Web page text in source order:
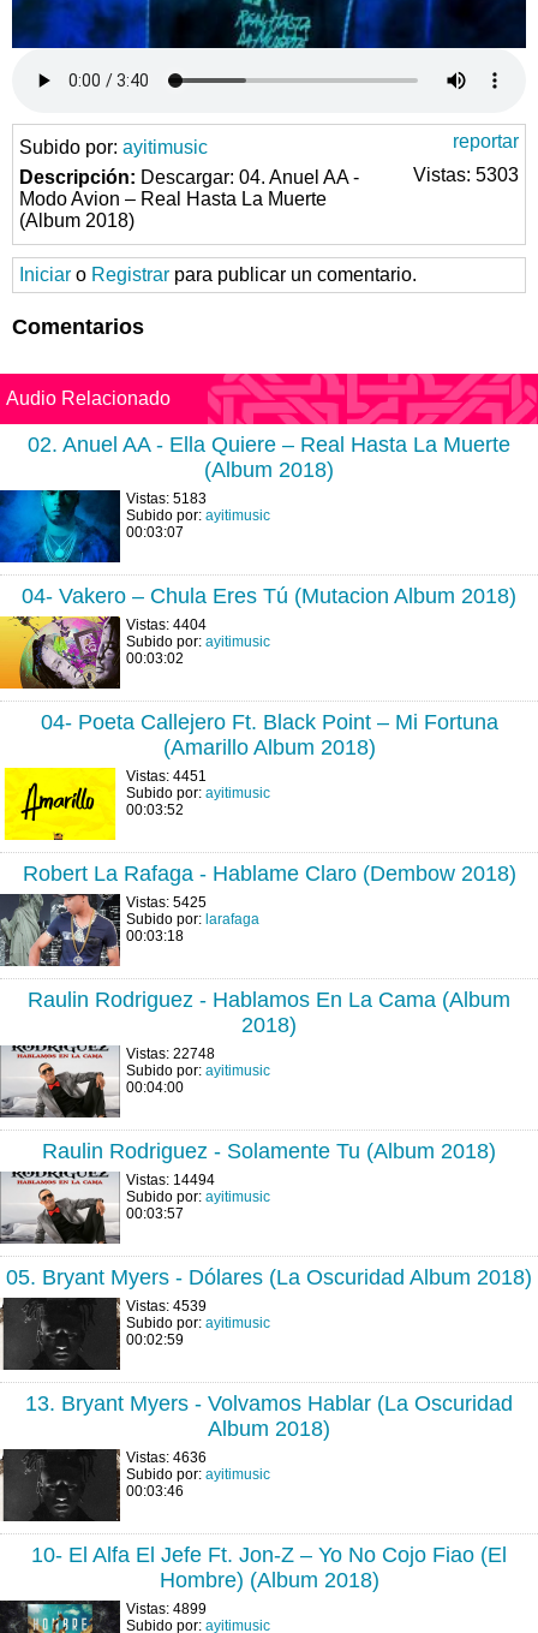
Subido por: ayitimusic
Descripción: Descargar: 04. Anuel AA -
Modo Avion – Real Hasta La Muerte
(Album 2018)
reportar
Vistas: 5303
Iniciar o Registrar para publicar un comentario.
Comentarios
Audio Relacionado
02. Anuel AA - Ella Quiere – Real Hasta La Muerte
(Album 2018)
Vistas: 5183
Subido por: ayitimusic
00:03:07
04- Vakero – Chula Eres Tú (Mutacion Album 2018)
Vistas: 4404
Subido por: ayitimusic
00:03:02
04- Poeta Callejero Ft. Black Point – Mi Fortuna
(Amarillo Album 2018)
Vistas: 4451
Subido por: ayitimusic
00:03:52
Robert La Rafaga - Hablame Claro (Dembow 2018)
Vistas: 5425
Subido por: larafaga
00:03:18
Raulin Rodriguez - Hablamos En La Cama (Album
2018)
Vistas: 22748
Subido por: ayitimusic
00:04:00
Raulin Rodriguez - Solamente Tu (Album 2018)
Vistas: 14494
Subido por: ayitimusic
00:03:57
05. Bryant Myers - Dólares (La Oscuridad Album 2018)
Vistas: 4539
Subido por: ayitimusic
00:02:59
13. Bryant Myers - Volvamos Hablar (La Oscuridad
Album 2018)
Vistas: 4636
Subido por: ayitimusic
00:03:46
10- El Alfa El Jefe Ft. Jon-Z – Yo No Cojo Fiao (El
Hombre) (Album 2018)
Vistas: 4899
Subido por: ayitimusic